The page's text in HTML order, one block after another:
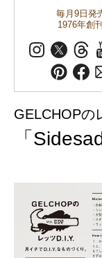
毎月9日発
1976年創刊
GELCHOPの
「